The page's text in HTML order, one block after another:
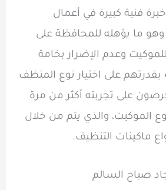
فنية كبيرة في أعمال
وهو ما يؤهله للمحافظة على
وعدم الإضرار بخامة
على اختيار نوع المنظف
على تجربته أكثر من مرة
الموكيت، والذي يتم من خلال
ماكينات التنظيف.
صباح السالم